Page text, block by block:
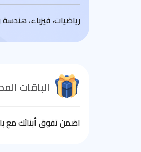
رياضيات، فيزباء،
الباقات
اضمن تفوق أبنائك مع